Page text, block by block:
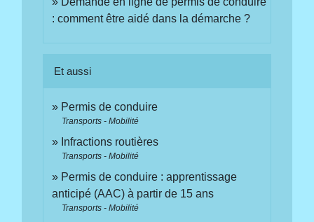
: comment être aidé dans la démarche ?
Et aussi
Permis de conduire
Transports - Mobilité
Infractions routières
Transports - Mobilité
Permis de conduire : apprentissage
anticipé (AAC) à partir de 15 ans
Transports - Mobilité